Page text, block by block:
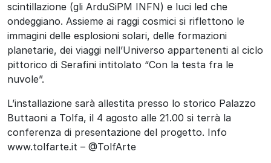
scintillazione (gli ArduSiPM INFN) e luci led che
ondeggiano. Assieme ai raggi cosmici si riflettono le
immagini delle esplosioni solari, delle formazioni
planetarie, dei viaggi nell’Universo appartenenti al ciclo
pittorico di Serafini intitolato “Con la testa fra le
nuvole”.
L’installazione sarà allestita presso lo storico Palazzo
Buttaoni a Tolfa, il 4 agosto alle 21.00 si terrà la
conferenza di presentazione del progetto. Info
www.tolfarte.it – @TolfArte